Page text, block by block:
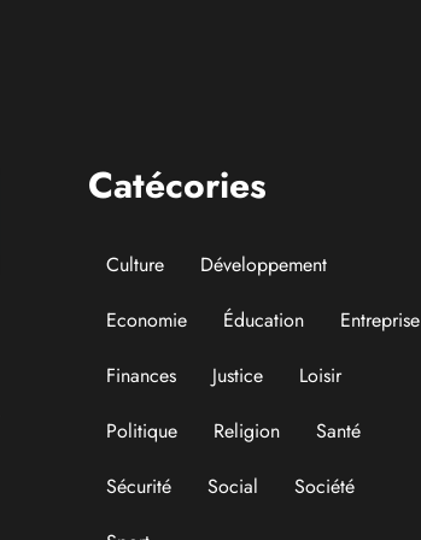
Catécories
Culture
Développement
Economie
Éducation
Entreprise
Finances
Justice
Loisir
Politique
Religion
Santé
Sécurité
Social
Société